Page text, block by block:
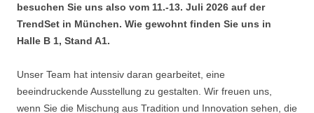
besuchen Sie uns also vom 11.-13. Juli 2026 auf der
TrendSet in München. Wie gewohnt finden Sie uns in
Halle B 1, Stand A1.
Unser Team hat intensiv daran gearbeitet, eine
beeindruckende Ausstellung zu gestalten. Wir freuen uns,
wenn Sie die Mischung aus Tradition und Innovation sehen, die